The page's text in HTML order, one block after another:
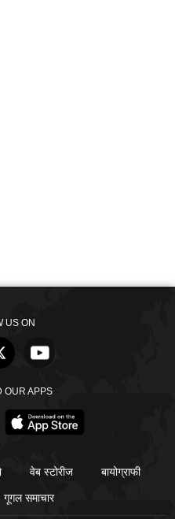
US ON
OUR APPS
वेब स्टोरीज बायोग्राफी
गूगल समाचार